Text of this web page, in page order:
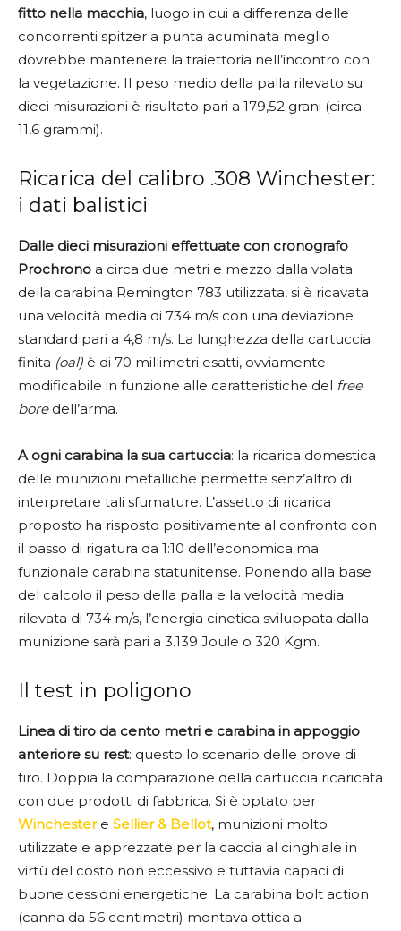
fitto nella macchia, luogo in cui a differenza delle
concorrenti spitzer a punta acuminata meglio
dovrebbe mantenere la traiettoria nell’incontro con
la vegetazione. Il peso medio della palla rilevato su
dieci misurazioni è risultato pari a 179,52 grani (circa
11,6 grammi).
Ricarica del calibro .308 Winchester:
i dati balistici
Dalle dieci misurazioni effettuate con cronografo
Prochrono a circa due metri e mezzo dalla volata
della carabina Remington 783 utilizzata, si è ricavata
una velocità media di 734 m/s con una deviazione
standard pari a 4,8 m/s. La lunghezza della cartuccia
finita (oal) è di 70 millimetri esatti, ovviamente
modificabile in funzione alle caratteristiche del free
boredell’arma.
A ogni carabina la sua cartuccia: la ricarica domestica
delle munizioni metalliche permette senz’altro di
interpretare tali sfumature. L’assetto di ricarica
proposto ha risposto positivamente al confronto con
il passo di rigatura da 1:10 dell’economica ma
funzionale carabina statunitense. Ponendo alla base
del calcolo il peso della palla e la velocità media
rilevata di 734 m/s, l’energia cinetica sviluppata dalla
munizione sarà pari a 3.139 Joule o 320 Kgm.
Il test in poligono
Linea di tiro da cento metri e carabina in appoggio
anteriore su rest: questo lo scenario delle prove di
tiro. Doppia la comparazione della cartuccia ricaricata
con due prodotti di fabbrica. Si è optato per
Winchestere Sellier & Bellot, munizioni molto
utilizzate e apprezzate per la caccia al cinghiale in
virtù del costo non eccessivo e tuttavia capaci di
buone cessioni energetiche. La carabina bolt action
(canna da 56 centimetri) montava ottica a